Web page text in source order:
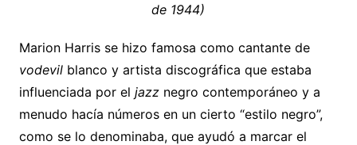
de 1944)
Marion Harris se hizo famosa como cantante de
vodevilblanco y artista discográfica que estaba
influenciada por el jazznegro contemporáneo y a
menudo hacía números en un cierto “estilo negro”,
como se lo denominaba, que ayudó a marcar el